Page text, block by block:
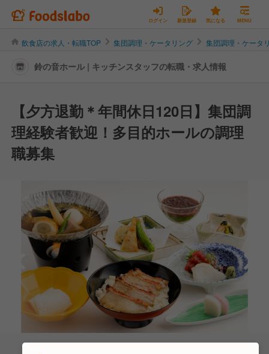
ログイン 新規登録 気になる MENU
飲食店の求人・転職TOP 集団調理・ケータリング 集団調理・ケータ
鈴の音ホール | キッチンスタッフの転職・求人情報
【夕方退勤＊年間休日120日】集団調
理経験者歓迎！多目的ホールの調理
職募集